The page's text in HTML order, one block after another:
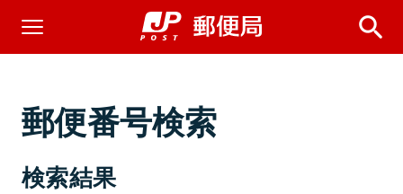
郵便番号検索
検索結果